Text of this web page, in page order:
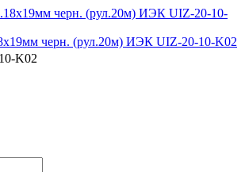
черн. (рул.20м) ИЭК UIZ-20-10-K02
K02